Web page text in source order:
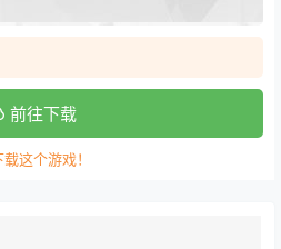
前往下载
这个游戏！